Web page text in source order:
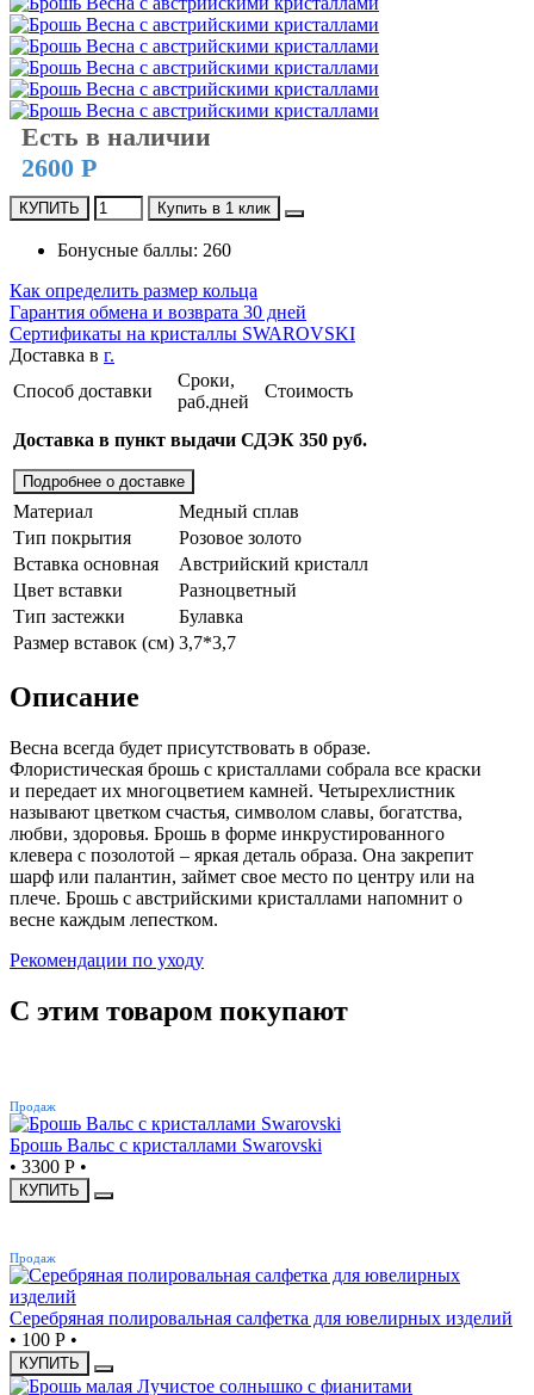
Есть в наличии
2600 Р
КУПИТЬ Купить в 1 клик
Бонусные баллы: 260
Как определить размер кольца
Гарантия обмена и возврата 30 дней
Сертификаты на кристаллы SWAROVSKI
Доставка в г.
Способ доставки
Сроки,
раб.дней
Стоимость
Доставка в пункт выдачи СДЭК 350 руб.
Подробнее о доставке
Материал
Медный сплав
Тип покрытия
Розовое золото
Вставка основная
Австрийский кристалл
Цвет вставки
Разноцветный
Тип застежки
Булавка
Размер вставок (см) 3,7*3,7
Описание
Весна всегда будет присутствовать в образе.
Флористическая брошь с кристаллами собрала все краски
и передает их многоцветием камней. Четырехлистник
называют цветком счастья, символом славы, богатства,
любви, здоровья. Брошь в форме инкрустированного
клевера с позолотой – яркая деталь образа. Она закрепит
шарф или палантин, займет свое место по центру или на
плече. Брошь с австрийскими кристаллами напомнит о
весне каждым лепестком.
Рекомендации по уходу
С этим товаром покупают
Продаж
Брошь Вальс с кристаллами Swarovski
• 3300 Р •
КУПИТЬ
Продаж
Серебряная полировальная салфетка для ювелирных изделий
• 100 Р •
КУПИТЬ